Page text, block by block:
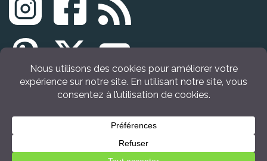
© Tous droits réservés Idée Cadeau Québec (2009 - 2026)
Retour en haut